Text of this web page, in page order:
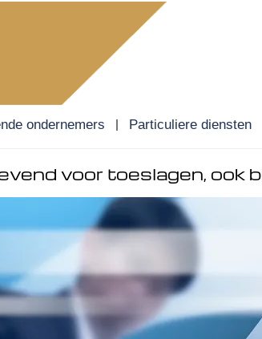
ondernemers Particuliere diensten
voor toeslagen, ook